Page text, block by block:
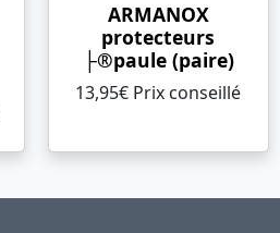
ARMANOX
protecteurs
├®paule (paire)
13,95€ Prix ​​conseillé